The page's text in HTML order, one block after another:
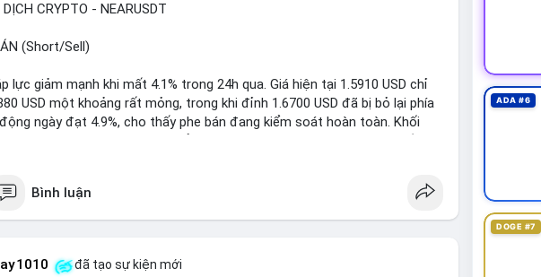
CRYPTO - NEARUSDT
(Short/Sell)
lực giảm mạnh khi mất 4.1% trong 24h qua. Giá hiện tại 1.5910 USD chỉ
USD một khoảng rất mỏng, trong khi đỉnh 1.6700 USD đã bị bỏ lại phía
ngày đạt 4.9%, cho thấy phe bán đang kiểm soát hoàn toàn. Khối
- 1.5980
- SL): 1.6100
Bình luận
đã tạo sự kiện mới
ADA #6
DOGE #7